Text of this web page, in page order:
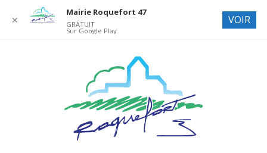
✕
Mairie Roquefort 47
GRATUIT
Sur Google Play
VOIR